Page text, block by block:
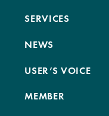
SERVICES
NEWS
USER’S VOICE
MEMBER